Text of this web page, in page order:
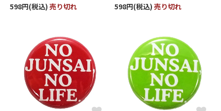
598円(税込) 売り切れ
598円(税込) 売り切れ